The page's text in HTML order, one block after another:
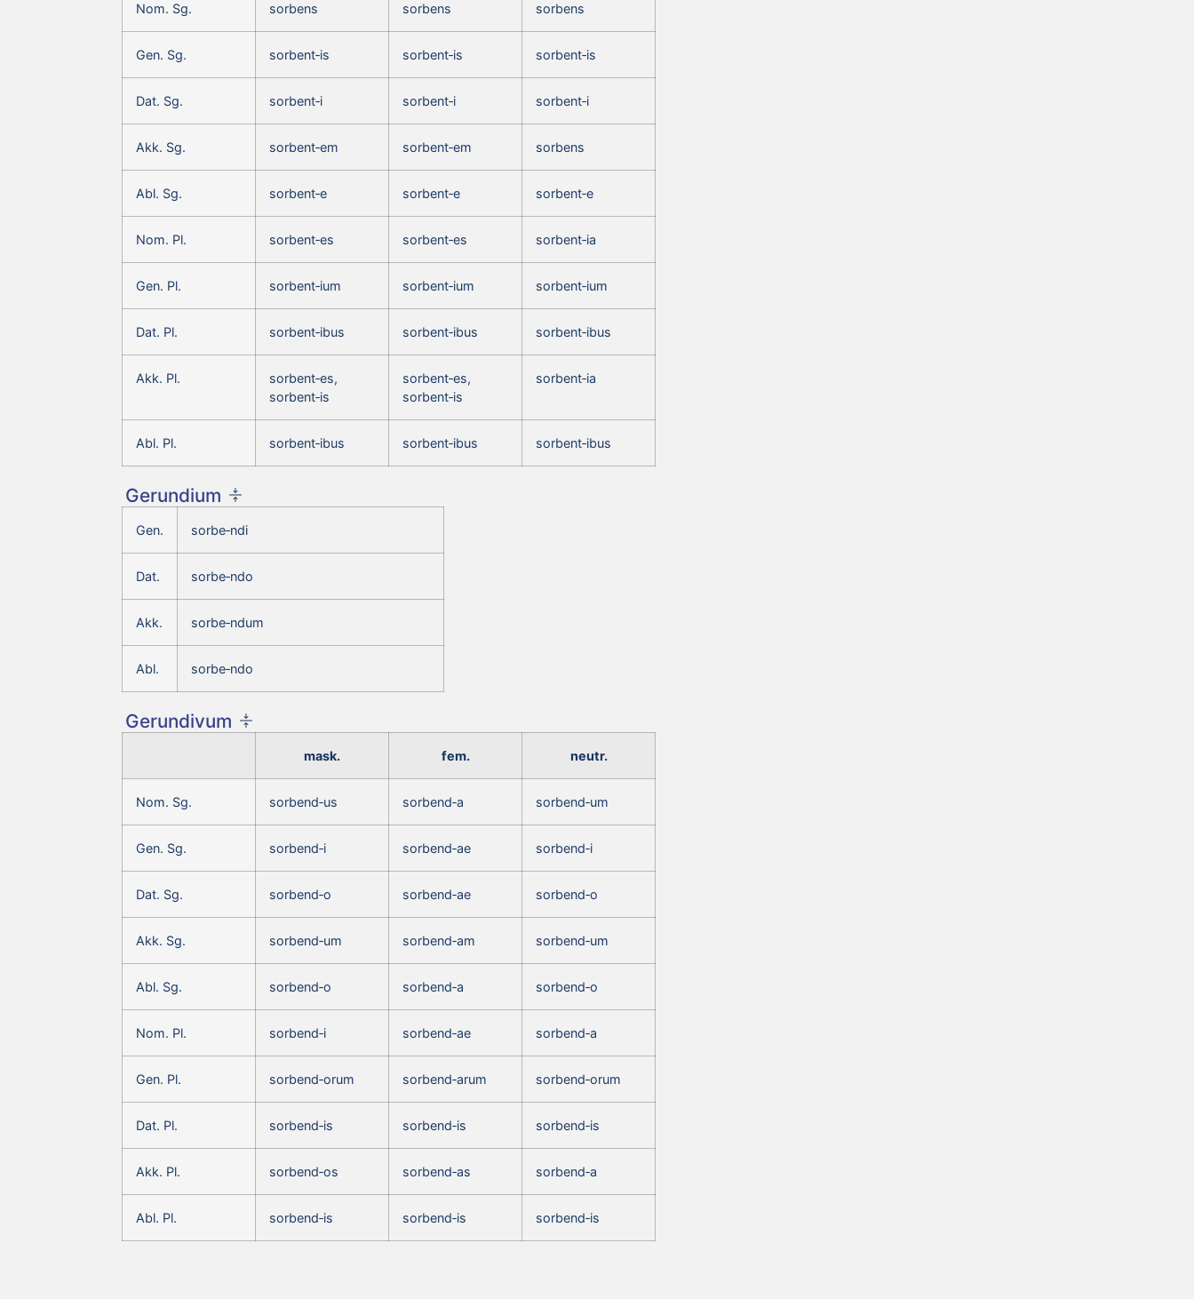
Nom. Sg. sorbens sorbens sorbens
Gen. Sg. sorbent‑is sorbent‑is sorbent‑is
Dat. Sg. sorbent‑i sorbent‑i sorbent‑i
Akk. Sg. sorbent‑em sorbent‑em sorbens
Abl. Sg. sorbent‑e sorbent‑e sorbent‑e
Nom. Pl. sorbent‑es sorbent‑es sorbent‑ia
Gen. Pl. sorbent‑ium sorbent‑ium sorbent‑ium
Dat. Pl. sorbent‑ibus sorbent‑ibus sorbent‑ibus
Akk. Pl.
sorbent‑es,
sorbent‑is
sorbent‑es,
sorbent‑is
sorbent‑ia
Abl. Pl. sorbent‑ibus sorbent‑ibus sorbent‑ibus
Gerundium
Gen. sorbe‑ndi
Dat. sorbe‑ndo
Akk. sorbe‑ndum
Abl. sorbe‑ndo
Gerundivum
mask. fem. neutr.
Nom. Sg. sorbend‑us sorbend‑a sorbend‑um
Gen. Sg. sorbend‑i sorbend‑ae sorbend‑i
Dat. Sg. sorbend‑o sorbend‑ae sorbend‑o
Akk. Sg. sorbend‑um sorbend‑am sorbend‑um
Abl. Sg. sorbend‑o sorbend‑a sorbend‑o
Nom. Pl. sorbend‑i sorbend‑ae sorbend‑a
Gen. Pl. sorbend‑orum sorbend‑arum sorbend‑orum
Dat. Pl. sorbend‑is sorbend‑is sorbend‑is
Akk. Pl. sorbend‑os sorbend‑as sorbend‑a
Abl. Pl. sorbend‑is sorbend‑is sorbend‑is